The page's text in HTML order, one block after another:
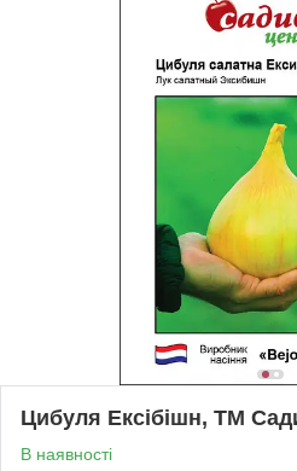
Цибуля Ексібішн, ТМ
В наявності